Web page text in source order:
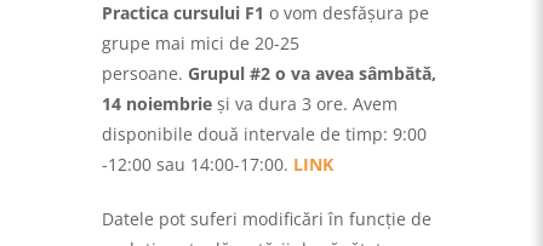
Practica cursului F1 o vom desfășura pe
grupe mai mici de 20-25
persoane. Grupul #2 o va avea sâmbătă,
14 noiembrie şi va dura 3 ore. Avem
disponibile două intervale de timp: 9:00
-12:00 sau 14:00-17:00. LINK
Datele pot suferi modificări în funcţie de